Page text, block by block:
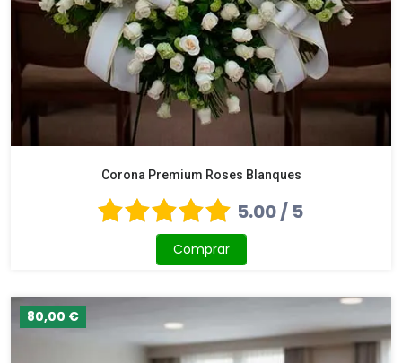
Corona Premium Roses Blanques
5.00 / 5
Comprar
80,00 €